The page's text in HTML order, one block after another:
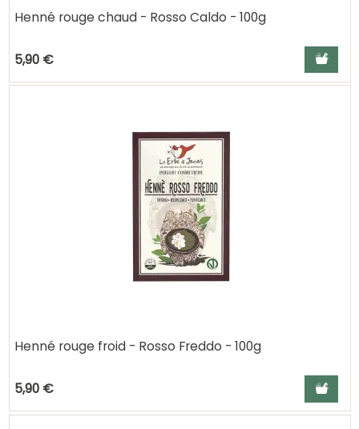
Henné rouge chaud - Rosso Caldo - 100g
5,90 € Ajouter
Henné rouge froid - Rosso Freddo - 100g
5,90 € Ajouter